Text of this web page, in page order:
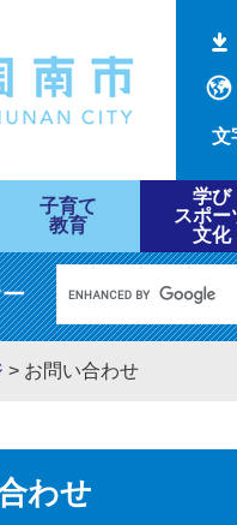
文
子育て
教育
学び
スポー
文化
> お問い合わせ
わせ